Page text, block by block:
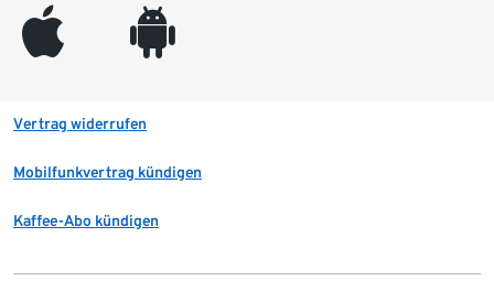
appleinc android
Vertrag widerrufen
Mobilfunkvertrag kündigen
Kaffee-Abo kündigen